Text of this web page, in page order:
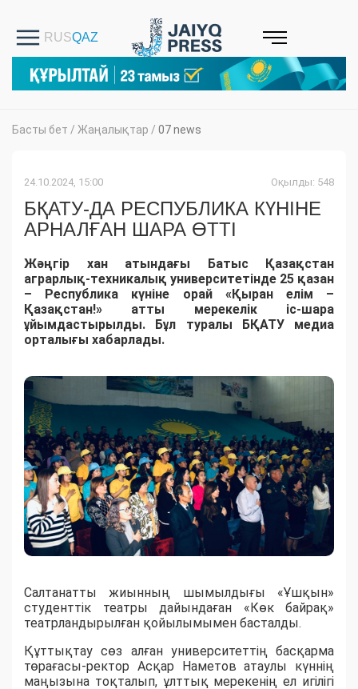
Басты бет / Жаңалықтар / 07 news
24.10.2024, 15:00 Оқылды: 548
БҚАТУ-ДА РЕСПУБЛИКА КҮНІНЕ
АРНАЛҒАН ШАРА ӨТТІ
Жәңгір хан атындағы Батыс Қазақстан
аграрлық-техникалық университетінде 25 қазан
– Республика күніне орай «Қыран елім –
Қазақстан!» атты мерекелік іс-шара
ұйымдастырылды. Бұл туралы БҚАТУ медиа
орталығы хабарлады.
Салтанатты жиынның шымылдығы «Ұшқын»
студенттік театры дайындаған «Көк байрақ»
театрландырылған қойылымымен басталды.
Құттықтау сөз алған университеттің басқарма
төрағасы-ректор Асқар Наметов атаулы күннің
маңызына тоқталып, ұлттық мерекенің ел игілігі